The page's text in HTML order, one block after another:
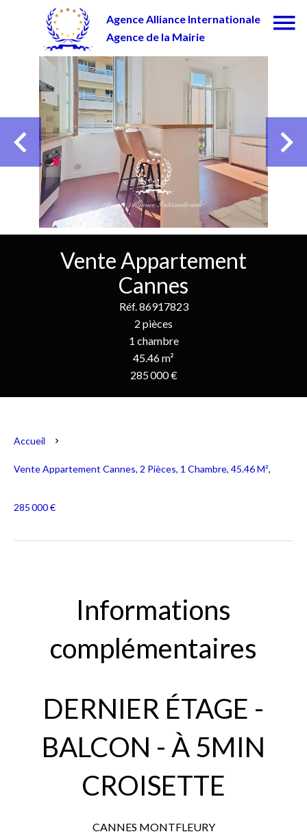
Agence Alliance Internationale
Agence de la Mairie
Vente Appartement
Cannes
Réf. 86917823
2 pièces
1 chambre
45.46 m²
285 000 €
Accueil
Vente Appartement Cannes, 2 Pièces, 1 Chambre, 45.46 M²,
285 000 €
Informations
complémentaires
DERNIER ÉTAGE -
BALCON - À 5MIN
CROISETTE
CANNES MONTFLEURY